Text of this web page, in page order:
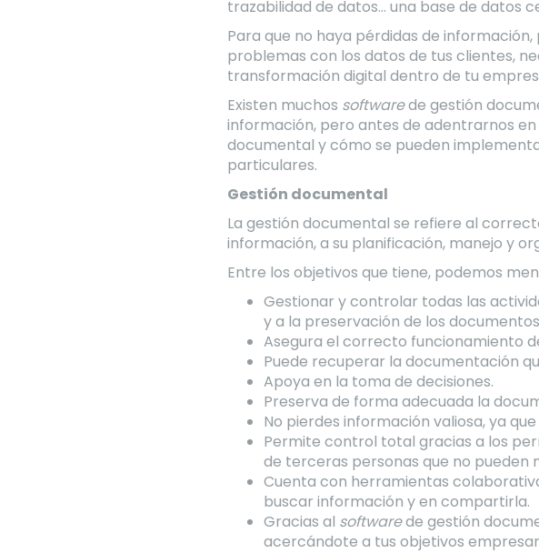
trazabilidad de datos… una base de datos
Para que no haya pérdidas de
problemas con los datos de tus clientes,
transformación digital dentro de tu
Existen muchos softwarede gestión
información, pero antes de adentrarnos
documental y cómo se pueden
particulares.
Gestión documental
La gestión documental se refiere al
información, a su planificación, manejo y
Entre los objetivos que tiene, podemos
Gestionar y controlar todas las
y a la preservación de los
Asegura el correcto funcionamiento
Puede recuperar la documentación
Apoya en la toma de decisiones.
Preserva de forma adecuada la
No pierdes información valiosa, ya
Permite control total gracias a los
de terceras personas que no pueden
Cuenta con herramientas
buscar información y en compartirla.
Gracias al softwarede gestión
acercándote a tus objetivos